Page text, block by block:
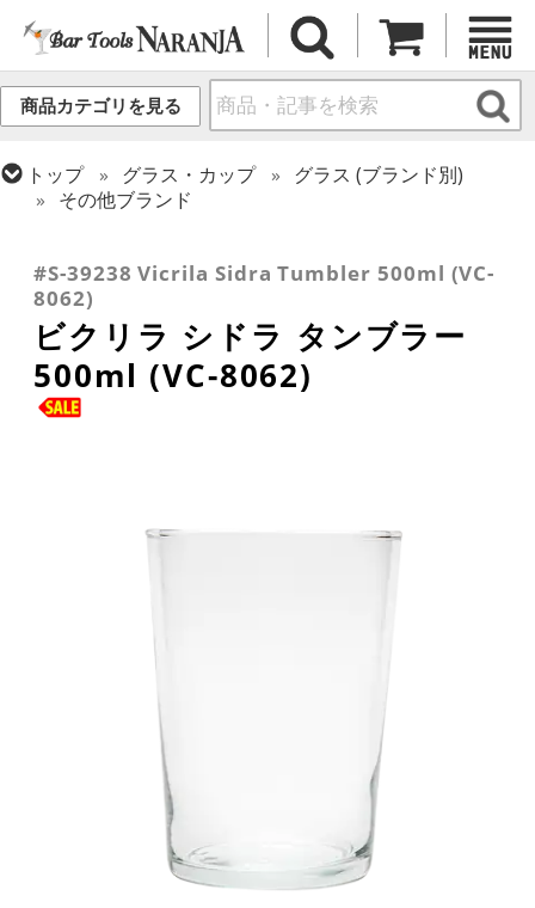
商品カテゴリを見る
トップ グラス・カップ
グラス (ブランド別)
その他ブランド
ロックグラス
#S-39238 Vicrila Sidra Tumbler 500ml (VC-
8062)
ビクリラ シドラ タンブラー
500ml (VC-8062)